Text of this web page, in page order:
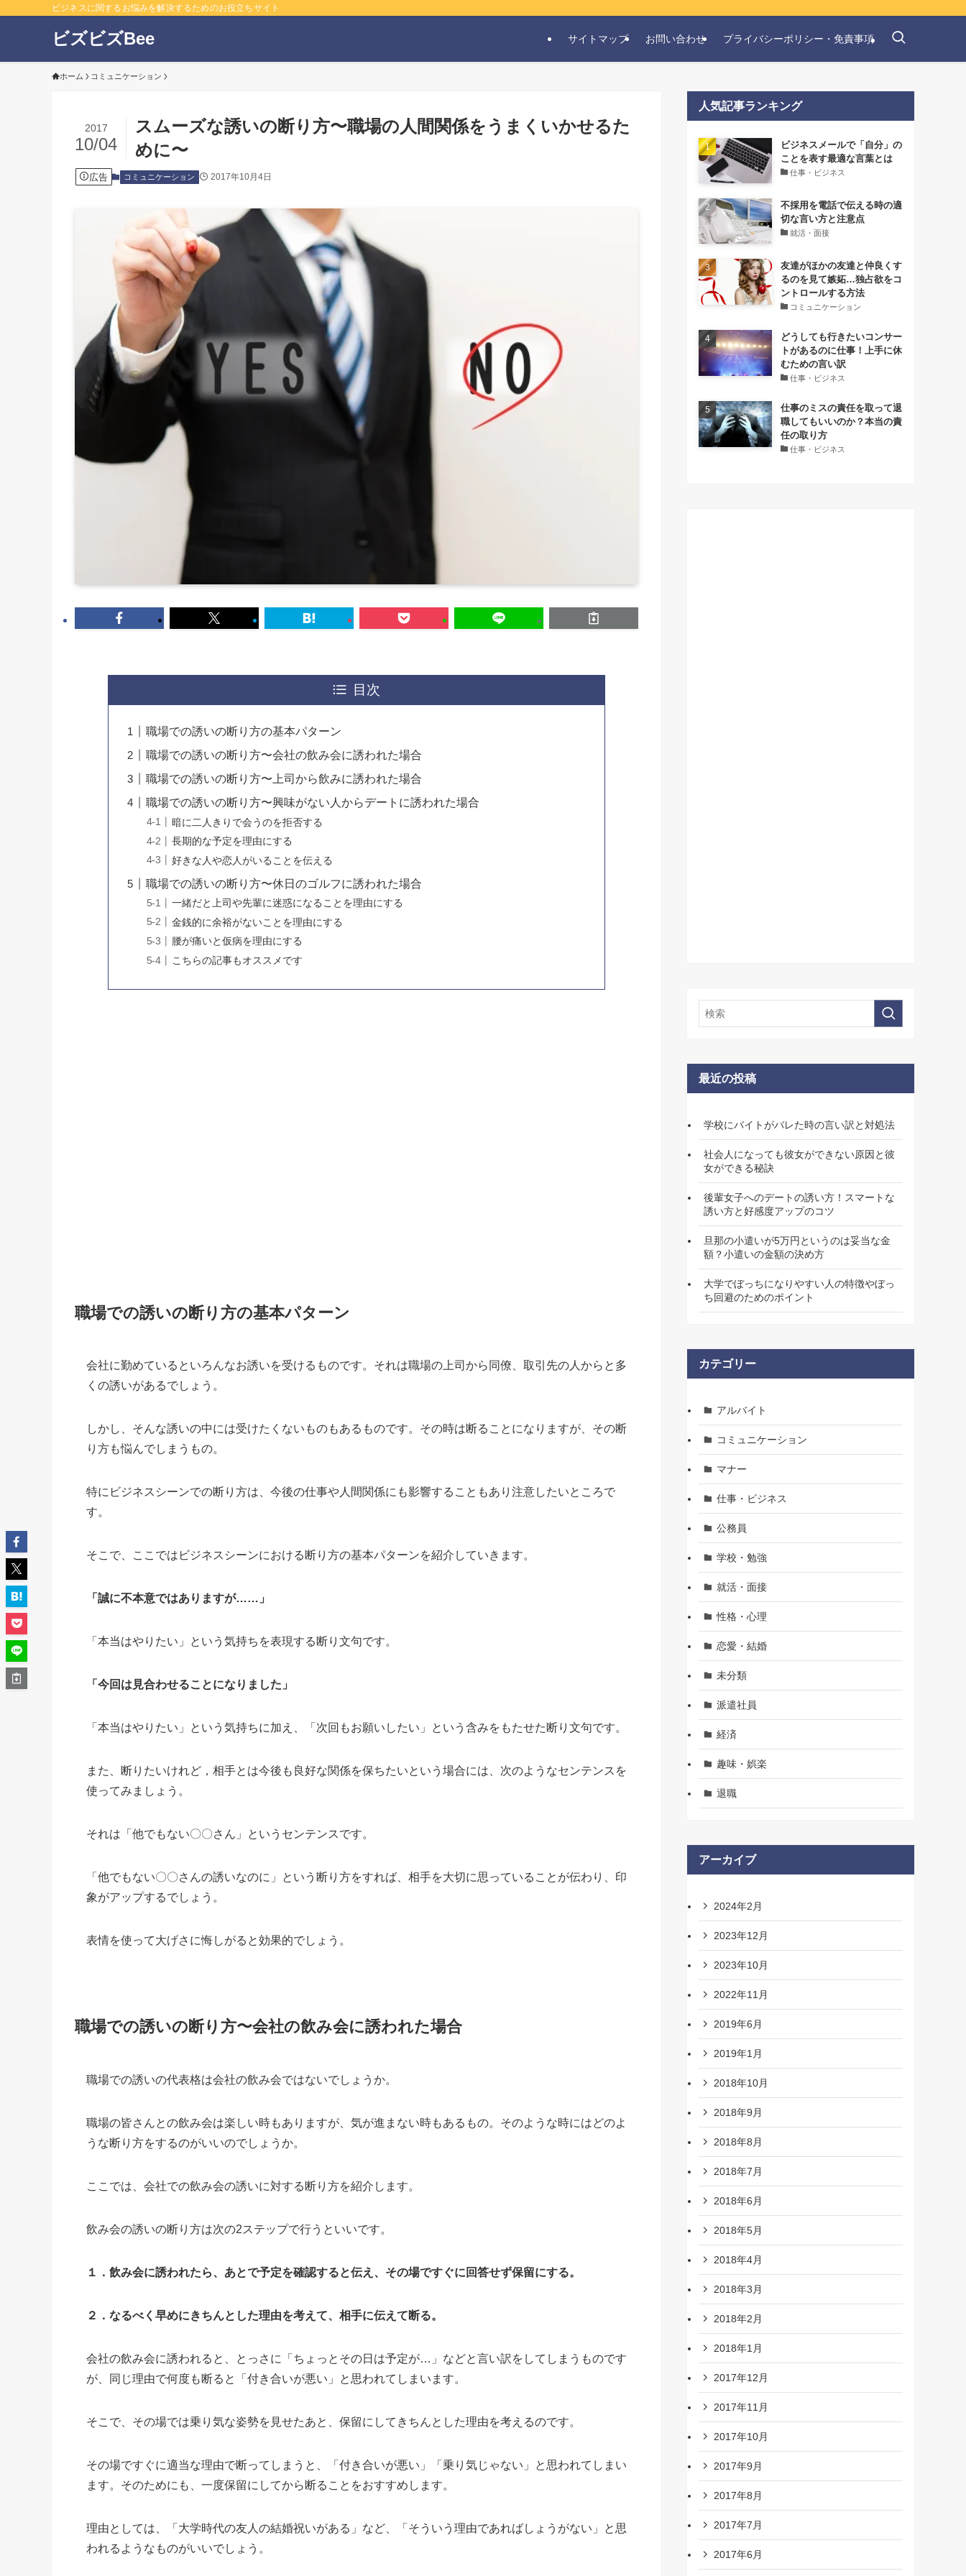
ビジネスに関するお悩みを解決するためのお役立ちサイト
ビズビズBee サイトマップ お問い合わせ プライバシーポリシー・免責事項
ホーム コミュニケーション
スムーズな誘いの断り方〜職場の人間関係をうまくいかせるた
めに〜
2017
10/04
広告 コミュニケーション 2017年10月4日
目次
職場での誘いの断り方の基本パターン
職場での誘いの断り方〜会社の飲み会に誘われた場合
職場での誘いの断り方〜上司から飲みに誘われた場合
職場での誘いの断り方〜興味がない人からデートに誘われた場合
暗に二人きりで会うのを拒否する
長期的な予定を理由にする
好きな人や恋人がいることを伝える
職場での誘いの断り方〜休日のゴルフに誘われた場合
一緒だと上司や先輩に迷惑になることを理由にする
金銭的に余裕がないことを理由にする
腰が痛いと仮病を理由にする
こちらの記事もオススメです
職場での誘いの断り方の基本パターン
会社に勤めているといろんなお誘いを受けるものです。それは職場の上司から同僚、取引先の人からと多
くの誘いがあるでしょう。
しかし、そんな誘いの中には受けたくないものもあるものです。その時は断ることになりますが、その断
り方も悩んでしまうもの。
特にビジネスシーンでの断り方は、今後の仕事や人間関係にも影響することもあり注意したいところで
す。
そこで、ここではビジネスシーンにおける断り方の基本パターンを紹介していきます。
「誠に不本意ではありますが……」
「本当はやりたい」という気持ちを表現する断り文句です。
「今回は見合わせることになりました」
「本当はやりたい」という気持ちに加え、「次回もお願いしたい」という含みをもたせた断り文句です。
また、断りたいけれど，相手とは今後も良好な関係を保ちたいという場合には、次のようなセンテンスを
使ってみましょう。
それは「他でもない〇〇さん」というセンテンスです。
「他でもない〇〇さんの誘いなのに」という断り方をすれば、相手を大切に思っていることが伝わり、印
象がアップするでしょう。
表情を使って大げさに悔しがると効果的でしょう。
職場での誘いの断り方〜会社の飲み会に誘われた場合
職場での誘いの代表格は会社の飲み会ではないでしょうか。
職場の皆さんとの飲み会は楽しい時もありますが、気が進まない時もあるもの。そのような時にはどのよ
うな断り方をするのがいいのでしょうか。
ここでは、会社での飲み会の誘いに対する断り方を紹介します。
飲み会の誘いの断り方は次の2ステップで行うといいです。
１．飲み会に誘われたら、あとで予定を確認すると伝え、その場ですぐに回答せず保留にする。
２．なるべく早めにきちんとした理由を考えて、相手に伝えて断る。
会社の飲み会に誘われると、とっさに「ちょっとその日は予定が…」などと言い訳をしてしまうものです
が、同じ理由で何度も断ると「付き合いが悪い」と思われてしまいます。
そこで、その場では乗り気な姿勢を見せたあと、保留にしてきちんとした理由を考えるのです。
その場ですぐに適当な理由で断ってしまうと、「付き合いが悪い」「乗り気じゃない」と思われてしまい
ます。そのためにも、一度保留にしてから断ることをおすすめします。
理由としては、「大学時代の友人の結婚祝いがある」など、「そういう理由であればしょうがない」と思
われるようなものがいいでしょう。
人気記事ランキング
‌ビジネスメールで「自分」の
ことを表す最適な言葉とは
仕事・ビジネス
不採用を電話で伝える時の適
切な言い方と注意点
就活・面接
友達がほかの友達と仲良くす
るのを見て嫉妬…独占欲をコ
ントロールする方法
コミュニケーション
どうしても行きたいコンサー
トがあるのに仕事！上手に休
むための言い訳
仕事・ビジネス
仕事のミスの責任を取って退
職してもいいのか？本当の責
任の取り方
仕事・ビジネス
最近の投稿
学校にバイトがバレた時の言い訳と対処法
社会人になっても彼女ができない原因と彼
女ができる秘訣
後輩女子へのデートの誘い方！スマートな
誘い方と好感度アップのコツ
旦那の小遣いが5万円というのは妥当な金
額？小遣いの金額の決め方
大学でぼっちになりやすい人の特徴やぼっ
ち回避のためのポイント
カテゴリー
アルバイト
コミュニケーション
マナー
仕事・ビジネス
公務員
学校・勉強
就活・面接
性格・心理
恋愛・結婚
未分類
派遣社員
経済
趣味・娯楽
退職
アーカイブ
2024年2月
2023年12月
2023年10月
2022年11月
2019年6月
2019年1月
2018年10月
2018年9月
2018年8月
2018年7月
2018年6月
2018年5月
2018年4月
2018年3月
2018年2月
2018年1月
2017年12月
2017年11月
2017年10月
2017年9月
2017年8月
2017年7月
2017年6月